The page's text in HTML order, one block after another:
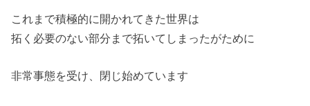
これまで積極的に開かれてきた世界は
拓く必要のない部分まで拓いてしまったがために
非常事態を受け、閉じ始めています